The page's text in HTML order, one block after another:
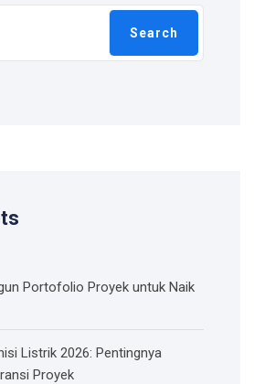
Search
Portofolio Proyek untuk Naik
Listrik 2026: Pentingnya
Proyek